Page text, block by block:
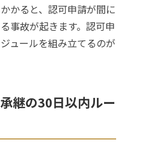
かると、認可申請が間に
事故が起きます。認可申
ュールを組み立てるのが
継の30日以内ルー